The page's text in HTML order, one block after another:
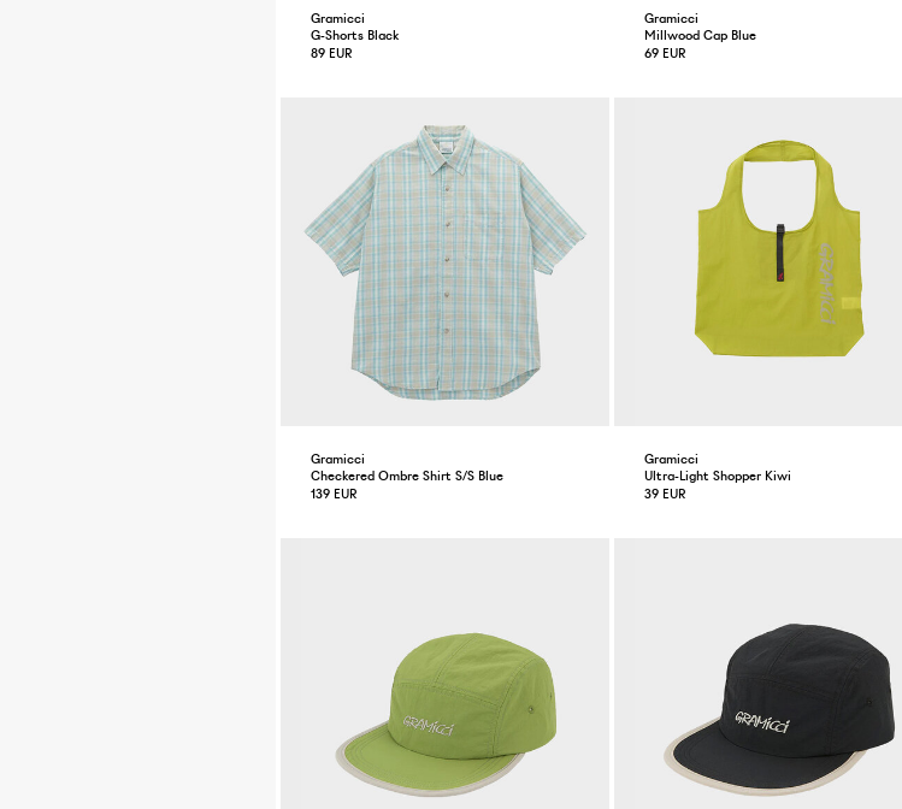
Gramicci
G-Shorts Black
89 EUR
Gramicci
Millwood Cap Blue
69 EUR
Gramicci
Checkered Ombre Shirt S/S Blue
139 EUR
Gramicci
Ultra-Light Shopper Kiwi
39 EUR